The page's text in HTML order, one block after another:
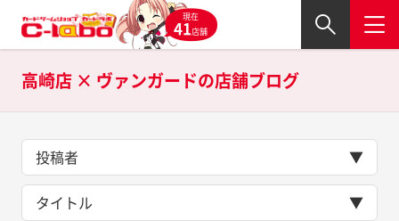
現在
41店舗
高崎店 × ヴァンガードの店舗ブログ
投稿者
タイトル